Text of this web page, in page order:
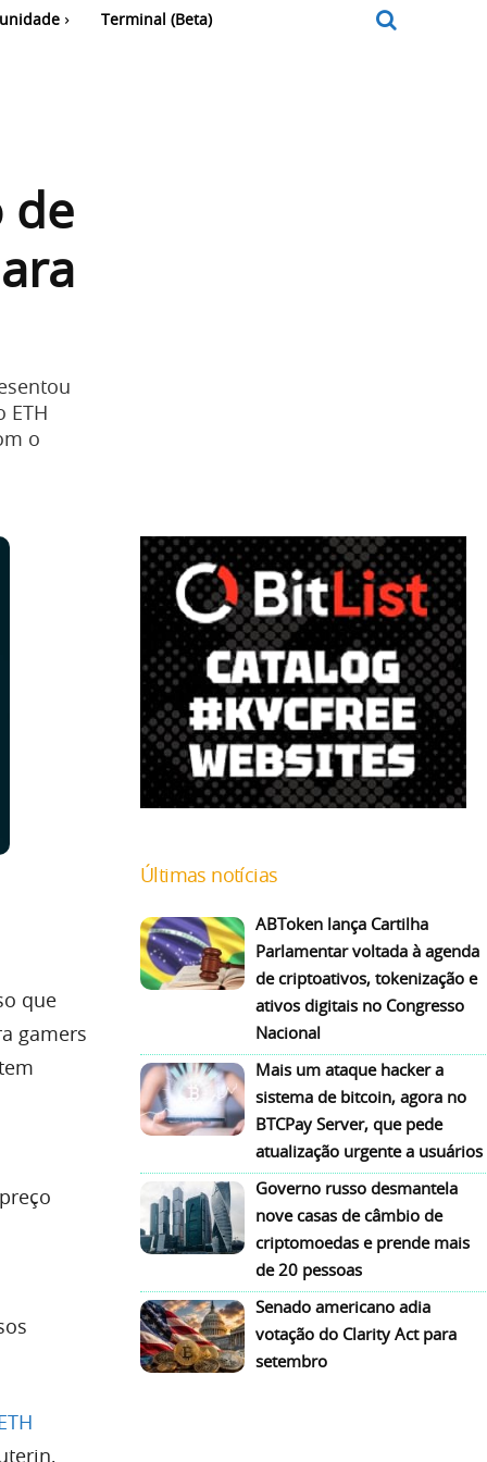
Terminal (Beta)
de
ETH
o
que
gamers
Últimas notícias
ABToken lança Cartilha
Parlamentar voltada à agenda
de criptoativos, tokenização e
ativos digitais no Congresso
Nacional
Mais um ataque hacker a
sistema de bitcoin, agora no
BTCPay Server, que pede
atualização urgente a usuários
Governo russo desmantela
nove casas de câmbio de
criptomoedas e prende mais
de 20 pessoas
Senado americano adia
votação do Clarity Act para
setembro